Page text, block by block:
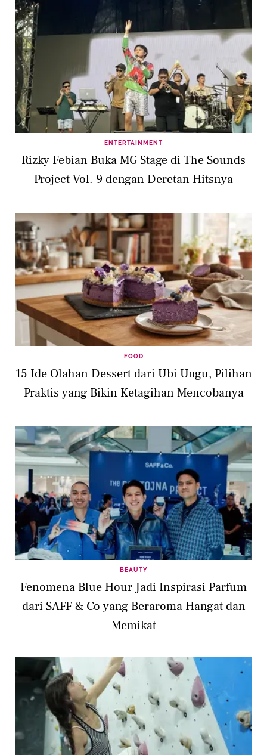
ENTERTAINMENT
Rizky Febian Buka MG Stage di The Sounds
Project Vol. 9 dengan Deretan Hitsnya
FOOD
15 Ide Olahan Dessert dari Ubi Ungu, Pilihan
Praktis yang Bikin Ketagihan Mencobanya
BEAUTY
Fenomena Blue Hour Jadi Inspirasi Parfum
dari SAFF & Co yang Beraroma Hangat dan
Memikat